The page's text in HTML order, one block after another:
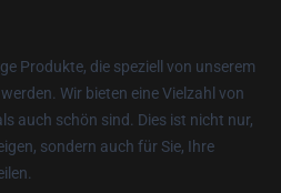
Produkte, die speziell von unserem
Wir bieten eine Vielzahl von
auch schön sind. Dies ist nicht nur,
sondern auch für Sie, Ihre